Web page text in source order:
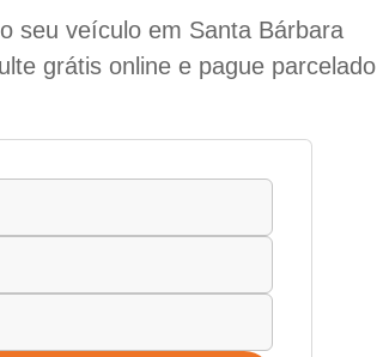
seu veículo em Santa Bárbara
grátis online e pague parcelado